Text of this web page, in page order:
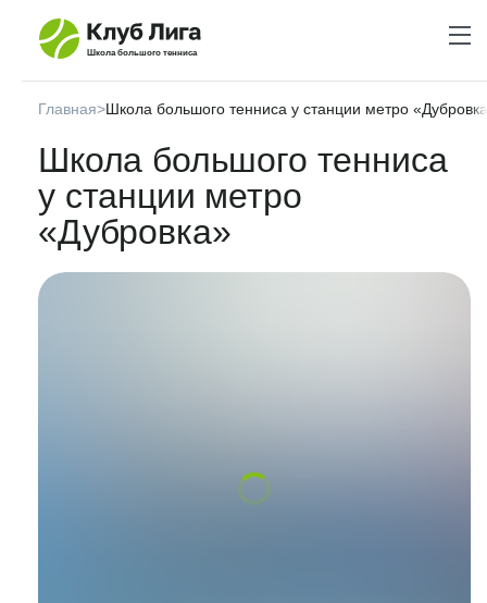
Школа большого тенниса
Главная>Школа большого тенниса у станции метро
Школа большого тенниса
у станции метро
«Дубровка»